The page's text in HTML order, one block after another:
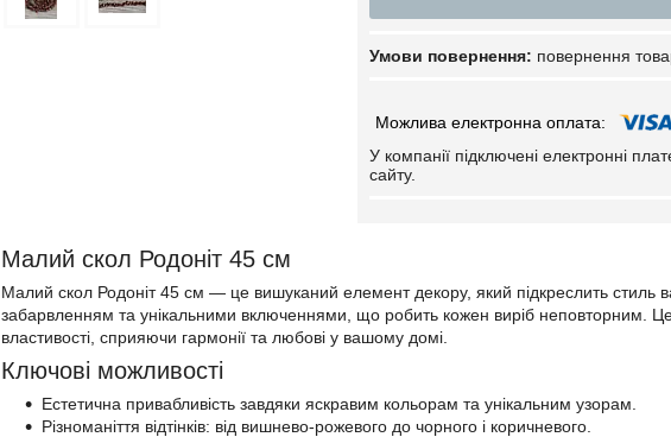
повернення
У компанії підключені електронні
сайту.
Малий скол Родоніт 45 см
Малий скол Родоніт 45 см — це вишуканий елемент декору, який підкреслить стиль
забарвленням та унікальними включеннями, що робить кожен виріб неповторним.
властивості, сприяючи гармонії та любові у вашому домі.
Ключові можливості
Естетична привабливість завдяки яскравим кольорам та унікальним узорам.
Різноманіття відтінків: від вишнево-рожевого до чорного і коричневого.